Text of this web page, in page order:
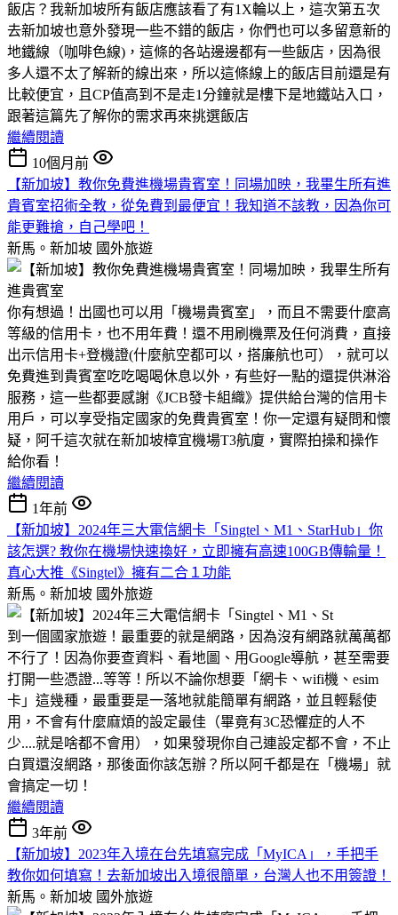
飯店？我新加坡所有飯店應該看了有1X輪以上，這次第五次
去新加坡也意外發現一些不錯的飯店，你們也可以多留意新的
地鐵線（咖啡色線)，這條的各站邊邊都有一些飯店，因為很
多人還不太了解新的線出來，所以這條線上的飯店目前還是有
比較便宜，且CP值高到不是走1分鐘就是樓下是地鐵站入口，
跟著這篇先了解你的需求再來挑選飯店
繼續閱讀
10個月前
【新加坡】教你免費進機場貴賓室！同場加映，我畢生所有進
貴賓室招術全教，從免費到最便宜！我知道不該教，因為你可
能更難搶，自己學吧！
新馬。新加坡 國外旅遊
你有想過！出國也可以用「機場貴賓室」，而且不需要什麼高
等級的信用卡，也不用年費！還不用刷機票及任何消費，直接
出示信用卡+登機證(什麼航空都可以，搭廉航也可），就可以
免費進到貴賓室吃吃喝喝休息以外，有些好一點的還提供淋浴
服務，這一些都要感謝《JCB發卡組織》提供給台灣的信用卡
用戶，可以享受指定國家的免費貴賓室！你一定還有疑問和懷
疑，阿千這次就在新加坡樟宜機場T3航廈，實際拍操和操作
給你看！
繼續閱讀
1年前
【新加坡】2024年三大電信網卡「Singtel、M1、StarHub」你
該怎選? 教你在機場快速換好，立即擁有高速100GB傳輸量！
真心大推《Singtel》擁有二合１功能
新馬。新加坡 國外旅遊
到一個國家旅遊！最重要的就是網路，因為沒有網路就萬萬都
不行了！因為你要查資料、看地圖、用Google導航，甚至需要
打開一些憑證...等等！所以不論你想要「網卡、wifi機、esim
卡」這幾種，最重要是一落地就能簡單有網路，並且輕鬆使
用，不會有什麼麻煩的設定最佳（畢竟有3C恐懼症的人不
少....就是啥都不會用），如果發現你自己連設定都不會，不止
白買還沒網路，那後面你該怎辦？所以阿千都是在「機場」就
會搞定一切！
繼續閱讀
3年前
【新加坡】2023年入境在台先填寫完成「MyICA」，手把手
教你如何填寫！去新加坡出入境很簡單，台灣人也不用簽證！
新馬。新加坡 國外旅遊